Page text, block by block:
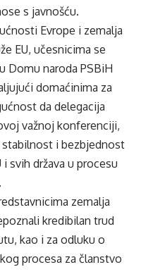
s javnošću.
Evrope i zemalja
EU, učesnicima se
Domu naroda PSBiH
domaćinima za
da delegacija
važnoj konferenciji,
stabilnost i bezbjednost
svih država u procesu
zemalja
kredibilan trud
kao i za odluku o
procesa za članstvo